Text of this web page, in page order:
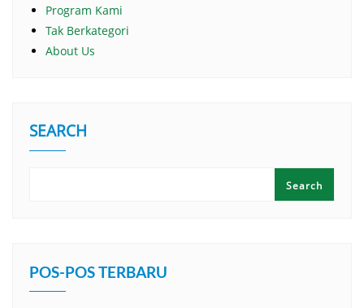
Program Kami
Tak Berkategori
About Us
SEARCH
Search
POS-POS TERBARU